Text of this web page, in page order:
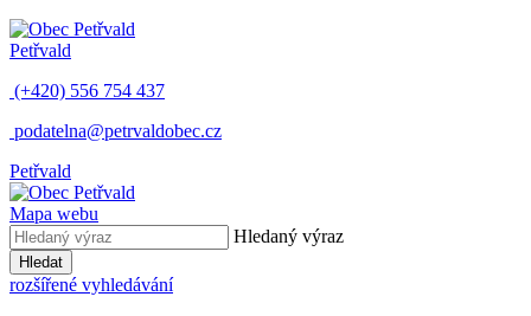
Petřvald
(+420) 556 754 437
podatelna@petrvaldobec.cz
Petřvald
Mapa webu
Hledaný výraz
Hledat
rozšířené vyhledávání